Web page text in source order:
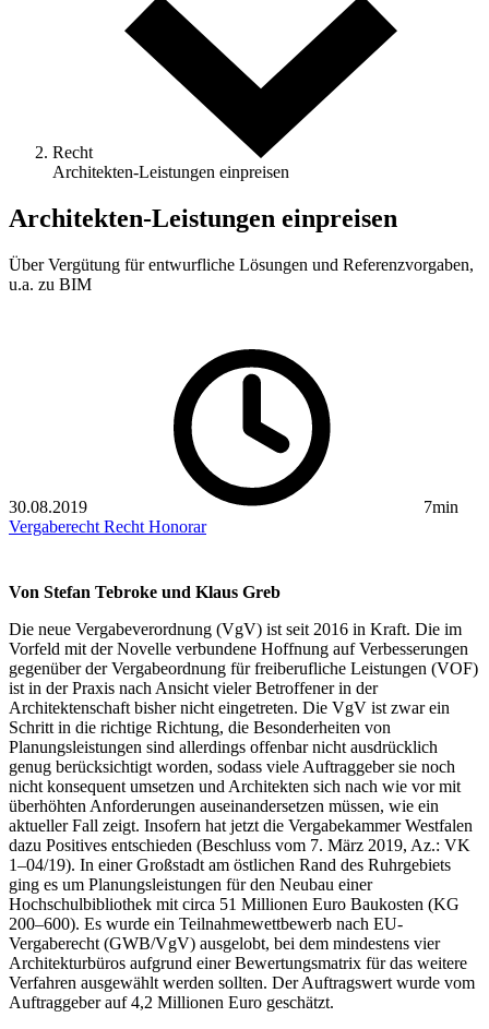
Recht
Architekten-Leistungen einpreisen
Architekten-Leistungen einpreisen
Über Vergütung für entwurfliche Lösungen und Referenzvorgaben,
u.a. zu BIM
30.08.2019
7min
Vergaberecht Recht Honorar
Von Stefan Tebroke und Klaus Greb
Die neue Vergabeverordnung (VgV) ist seit 2016 in Kraft. Die im
Vorfeld mit der Novelle verbundene Hoffnung auf Verbesserungen
gegenüber der Vergabeordnung für freiberufliche Leistungen (VOF)
ist in der Praxis nach Ansicht vieler Betroffener in der
Architektenschaft bisher nicht eingetreten. Die VgV ist zwar ein
Schritt in die richtige Richtung, die Besonderheiten von
Planungsleistungen sind allerdings offenbar nicht ausdrücklich
genug berücksichtigt worden, sodass viele Auftraggeber sie noch
nicht konsequent umsetzen und Architekten sich nach wie vor mit
überhöhten Anforderungen auseinandersetzen müssen, wie ein
aktueller Fall zeigt. Insofern hat jetzt die Vergabekammer Westfalen
dazu Positives entschieden (Beschluss vom 7. März 2019, Az.: VK
1–04/19). In einer Großstadt am östlichen Rand des Ruhrgebiets
ging es um Planungsleistungen für den Neubau einer
Hochschulbibliothek mit circa 51 Millionen Euro Baukosten (KG
200–600). Es wurde ein Teilnahmewettbewerb nach EU-
Vergaberecht (GWB/VgV) ausgelobt, bei dem mindestens vier
Architekturbüros aufgrund einer Bewertungsmatrix für das weitere
Verfahren ausgewählt werden sollten. Der Auftragswert wurde vom
Auftraggeber auf 4,2 Millionen Euro geschätzt.